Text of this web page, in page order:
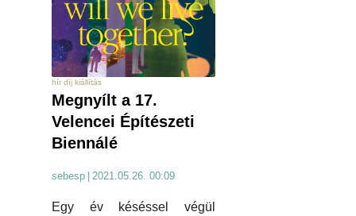
hír díj kiállítás
Megnyílt a 17.
Velencei Építészeti
Biennálé
sebesp 2021.05.26. 00:09
Egy év késéssel végül